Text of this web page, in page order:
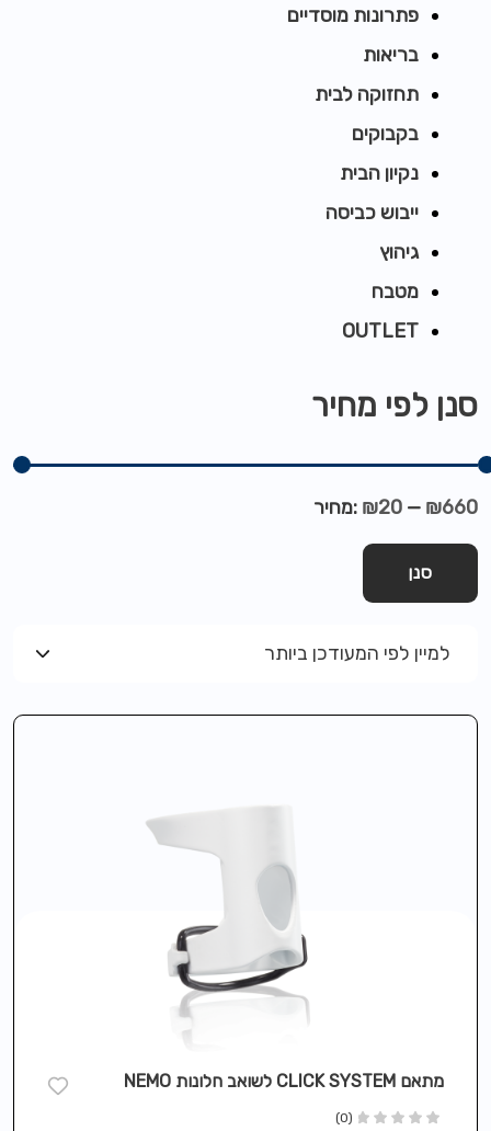
פתרונות מוסדיים
בריאות
תחזוקה לבית
בקבוקים
נקיון הבית
ייבוש כביסה
גיהוץ
מטבח
OUTLET
סנן לפי מחיר
סנן
מחיר: ₪20 — ₪660
למיין לפי המעודכן ביותר
מתאם CLICK SYSTEM לשואב חלונות NEMO
(0)